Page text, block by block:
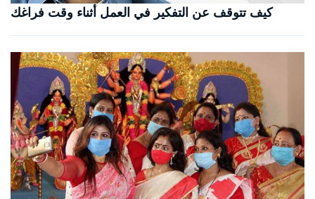
كيف تتوقف عن التفكير في العمل أثناء وقت فراغك